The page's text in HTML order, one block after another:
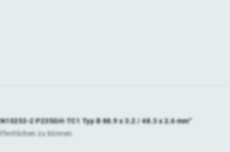
2 P235GH-TC1 Typ B 88.9 x 3.2 / 48.3 x 2.6 mm“
zu können.